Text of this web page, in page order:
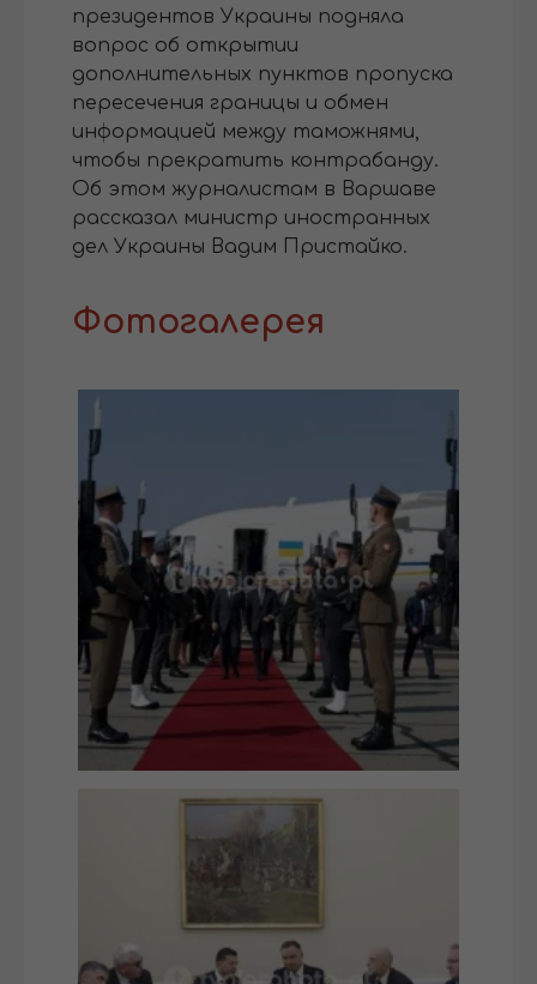
президентов Украины подняла
вопрос об открытии
дополнительных пунктов пропуска
пересечения границы и обмен
информацией между таможнями,
чтобы прекратить контрабанду.
Об этом журналистам в Варшаве
рассказал министр иностранных
дел Украины Вадим Пристайко.
Фотогалерея